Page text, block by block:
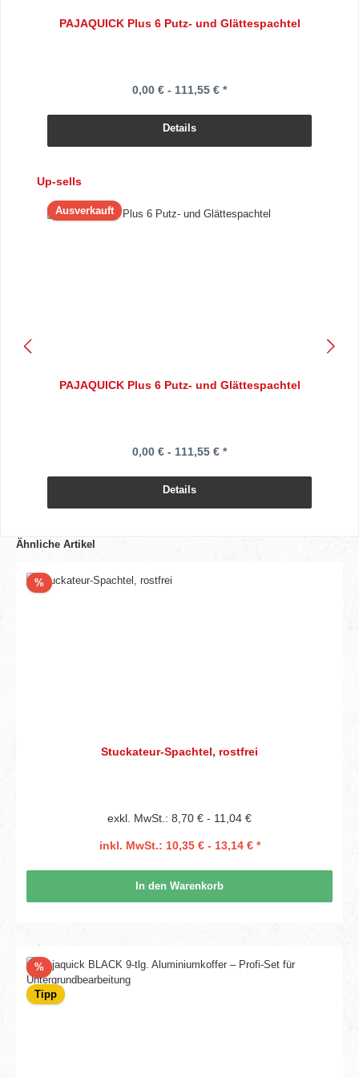
PAJAQUICK Plus 6 Putz- und Glättespachtel
0,00 € - 111,55 € *
Details
Produktgalerie überspringen
Up-sells
Ausverkauft
PAJAQUICK Plus 6 Putz- und Glättespachtel
0,00 € - 111,55 € *
Details
Ähnliche Artikel
%Rabatt
Stuckateur-Spachtel, rostfrei
exkl. MwSt.: 8,70 € - 11,04 €
inkl. MwSt.: 10,35 € - 13,14 € *
In den Warenkorb
%Rabatt
Tipp